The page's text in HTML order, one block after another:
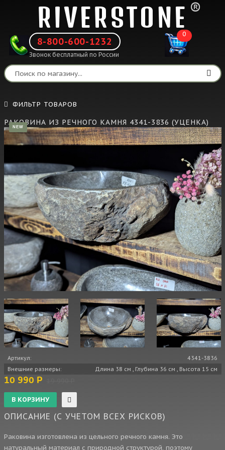
RIVERSTONE ®
8-800-600-1232
Звонок бесплатный по России
0
ФИЛЬТР ТОВАРОВ
РАКОВИНА ИЗ РЕЧНОГО КАМНЯ 4341-3836 (УЦЕНКА)
NEW
Артикул:
4341-3836
Внешние размеры:
Длина 38 см , Глубина 36 см , Высота 15 см
10 990 Р
ОПИСАНИЕ (С УЧЕТОМ ВСЕХ РИСКОВ)
Раковина изготовлена из цельного речного камня. Это
натуральный материал с природной структурой, поэтому